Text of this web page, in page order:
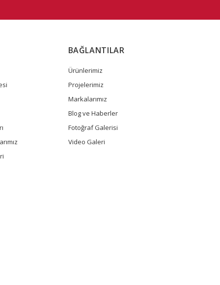
BAĞLANTILAR
Ürünlerimiz
Projelerimiz
Markalarımız
Blog ve Haberler
Fotoğraf Galerisi
Video Galeri